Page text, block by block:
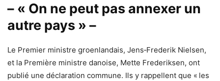
– « On ne peut pas annexer un
autre pays » –
Le Premier ministre groenlandais, Jens‑Frederik Nielsen,
et la Première ministre danoise, Mette Frederiksen, ont
publié une déclaration commune. Ils y rappellent que « les